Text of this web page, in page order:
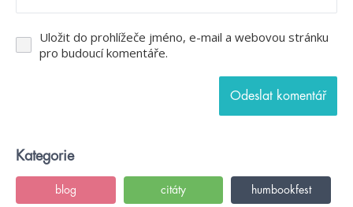
Uložit do prohlížeče jméno, e-mail a webovou stránku
pro budoucí komentáře.
Kategorie
blog citáty humbookfest